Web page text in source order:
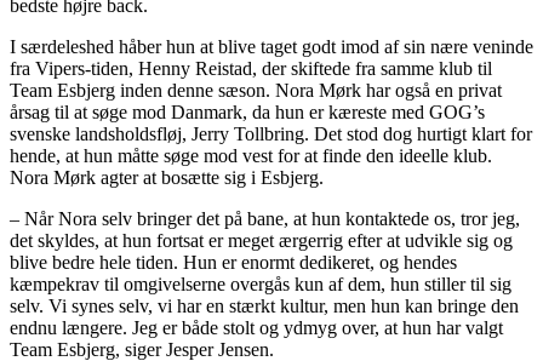
bedste højre back.
I særdeleshed håber hun at blive taget godt imod af sin nære veninde
fra Vipers-tiden, Henny Reistad, der skiftede fra samme klub til
Team Esbjerg inden denne sæson. Nora Mørk har også en privat
årsag til at søge mod Danmark, da hun er kæreste med GOG’s
svenske landsholdsfløj, Jerry Tollbring. Det stod dog hurtigt klart for
hende, at hun måtte søge mod vest for at finde den ideelle klub.
Nora Mørk agter at bosætte sig i Esbjerg.
– Når Nora selv bringer det på bane, at hun kontaktede os, tror jeg,
det skyldes, at hun fortsat er meget ærgerrig efter at udvikle sig og
blive bedre hele tiden. Hun er enormt dedikeret, og hendes
kæmpekrav til omgivelserne overgås kun af dem, hun stiller til sig
selv. Vi synes selv, vi har en stærkt kultur, men hun kan bringe den
endnu længere. Jeg er både stolt og ydmyg over, at hun har valgt
Team Esbjerg, siger Jesper Jensen.